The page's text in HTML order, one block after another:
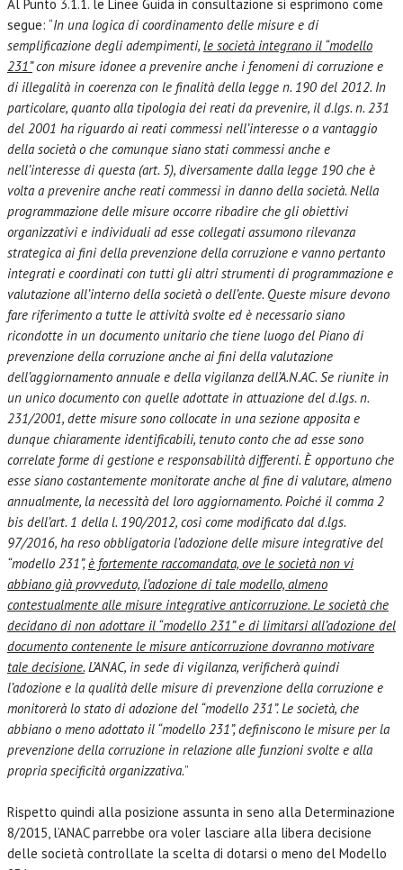
Al Punto 3.1.1. le Linee Guida in consultazione si esprimono come
segue: “In una logica di coordinamento delle misure e di
semplificazione degli adempimenti, le società integrano il “modello
231”con misure idonee a prevenire anche i fenomeni di corruzione e
di illegalità in coerenza con le finalità della legge n. 190 del 2012. In
particolare, quanto alla tipologia dei reati da prevenire, il d.lgs. n. 231
del 2001 ha riguardo ai reati commessi nell’interesse o a vantaggio
della società o che comunque siano stati commessi anche e
nell’interesse di questa (art. 5), diversamente dalla legge 190 che è
volta a prevenire anche reati commessi in danno della società. Nella
programmazione delle misure occorre ribadire che gli obiettivi
organizzativi e individuali ad esse collegati assumono rilevanza
strategica ai fini della prevenzione della corruzione e vanno pertanto
integrati e coordinati con tutti gli altri strumenti di programmazione e
valutazione all’interno della società o dell’ente. Queste misure devono
fare riferimento a tutte le attività svolte ed è necessario siano
ricondotte in un documento unitario che tiene luogo del Piano di
prevenzione della corruzione anche ai fini della valutazione
dell’aggiornamento annuale e della vigilanza dell’A.N.AC. Se riunite in
un unico documento con quelle adottate in attuazione del d.lgs. n.
231/2001, dette misure sono collocate in una sezione apposita e
dunque chiaramente identificabili, tenuto conto che ad esse sono
correlate forme di gestione e responsabilità differenti. È opportuno che
esse siano costantemente monitorate anche al fine di valutare, almeno
annualmente, la necessità del loro aggiornamento. Poiché il comma 2
bis dell’art. 1 della l. 190/2012, così come modificato dal d.lgs.
97/2016, ha reso obbligatoria l’adozione delle misure integrative del
“modello 231”,è fortemente raccomandata, ove le società non vi
abbiano già provveduto, l’adozione di tale modello, almeno
contestualmente alle misure integrative anticorruzione. Le società che
decidano di non adottare il “modello 231” e di limitarsi all’adozione del
documento contenente le misure anticorruzione dovranno motivare
tale decisione.L’ANAC, in sede di vigilanza, verificherà quindi
l’adozione e la qualità delle misure di prevenzione della corruzione e
monitorerà lo stato di adozione del “modello 231”. Le società, che
abbiano o meno adottato il “modello 231”, definiscono le misure per la
prevenzione della corruzione in relazione alle funzioni svolte e alla
propria specificità organizzativa.”
Rispetto quindi alla posizione assunta in seno alla Determinazione
8/2015, l’ANAC parrebbe ora voler lasciare alla libera decisione
delle società controllate la scelta di dotarsi o meno del Modello